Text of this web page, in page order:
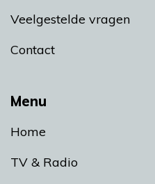
Menu
Home
TV & Radio
Veelgestelde vragen
Contact